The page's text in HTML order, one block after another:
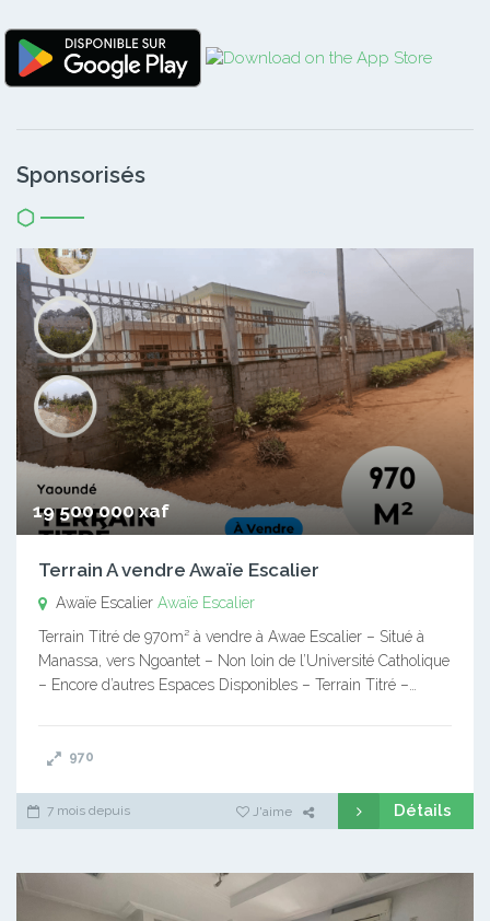
Sponsorisés
19 500 000 xaf
Terrain A vendre Awaïe Escalier
Awaïe Escalier Awaïe Escalier
Terrain Titré de 970m² à vendre à Awae Escalier – Situé à
Manassa, vers Ngoantet – Non loin de l’Université Catholique
– Encore d’autres Espaces Disponibles – Terrain Titré –…
970
7 mois depuis J'aime Détails